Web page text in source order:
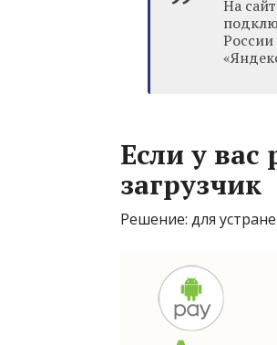
На
Если у
загрузчик
Решение: для